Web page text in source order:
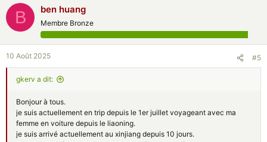
B ben huang
Membre Bronze
10 Août 2025 #5
gkerv a dit:
Bonjour à tous.
je suis actuellement en trip depuis le 1er juillet voyageant avec ma
femme en voiture depuis le liaoning.
je suis arrivé actuellement au xinjiang depuis 10 jours.